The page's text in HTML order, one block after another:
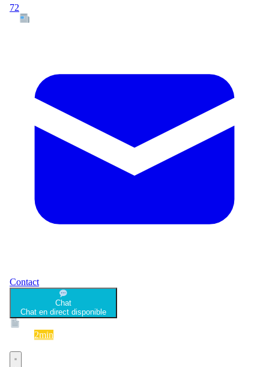
72
Contact
Chat
Chat en direct disponible
2min